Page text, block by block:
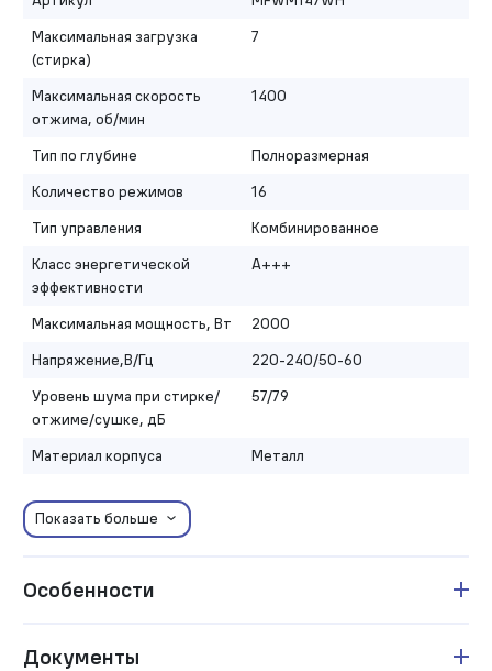
Максимальная загрузка
(стирка)
7
Максимальная скорость
отжима, об/мин
1400
Тип по глубине
Полноразмерная
Количество режимов
16
Тип управления
Комбинированное
Класс энергетической
эффективности
A+++
Максимальная мощность, Вт
2000
Напряжение,В/Гц
220-240/50-60
Уровень шума при стирке/
отжиме/сушке, дБ
57/79
Материал корпуса Металл
Показать больше
Особенности
Документы